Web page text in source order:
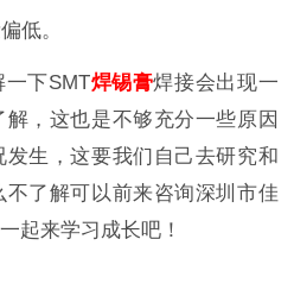
低。
一下SMT焊锡膏焊接会出现一
，这也是不够充分一些原因
生，这要我们自己去研究和
了解可以前来咨询深圳市佳
起来学习成长吧！